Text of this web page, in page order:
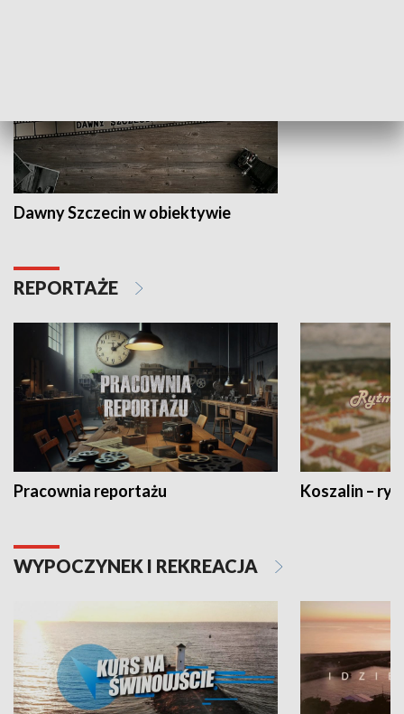
Dawny Szczecin w obiektywie
REPORTAŻE
Pracownia reportażu Koszalin –
WYPOCZYNEK I REKREACJA